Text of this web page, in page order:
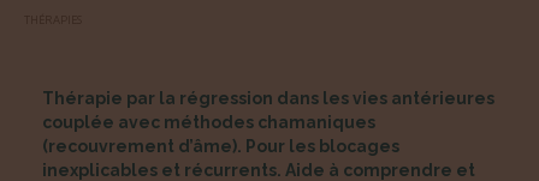
Thérapie par la régression dans les vies antérieures
couplée avec méthodes chamaniques
(recouvrement d’âme). Pour les blocages
inexplicables et récurrents. Aide à comprendre et